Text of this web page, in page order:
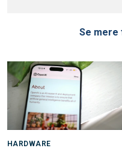
Se mere
HARDWARE